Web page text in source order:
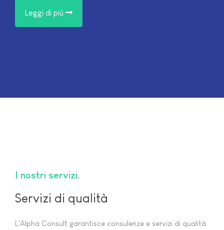
Leggi di più
I nostri servizi
Servizi di qualità
L'Alpha Consult garantisce consulenze e servizi di qualità